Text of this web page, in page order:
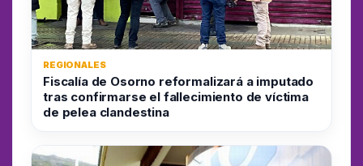
REGIONALES
Fiscalía de Osorno reformalizará a imputado
tras confirmarse el fallecimiento de víctima
de pelea clandestina